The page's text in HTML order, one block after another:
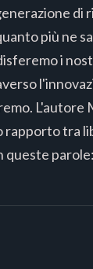
di
più ne
i
L'autore
rapporto tra
queste parole: